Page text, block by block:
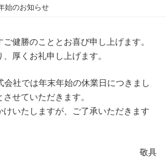
始のお知らせ
健勝のこととお喜び申し上げます。
厚くお礼申し上げます。
社では年末年始の休業日につきまし
せていただきます。
いたしますが、ご了承いただきます
敬具